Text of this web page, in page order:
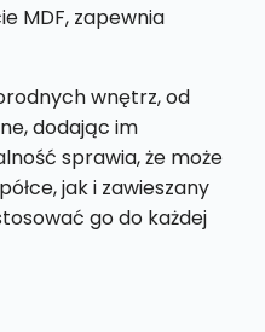
MDF, zapewnia
wnętrz, od
dodając im
sprawia, że może
jak i zawieszany
go do każdej